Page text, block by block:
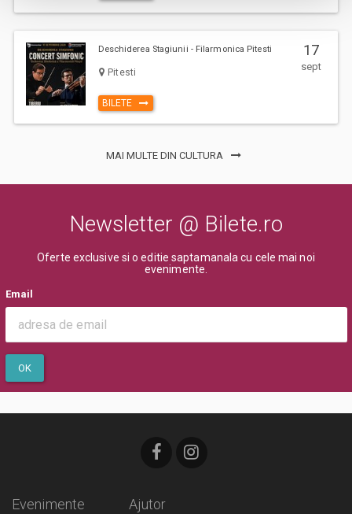
Deschiderea Stagiunii - Filarmonica Pitesti
Pitesti
BILETE
17
sept
MAI MULTE DIN CULTURA
Newsletter @ Bilete.ro
Oferte exclusive si o editie saptamanala cu cele mai noi
evenimente.
Email
OK
Ajutor
Evenimente